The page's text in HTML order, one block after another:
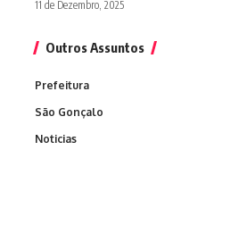
11 de Dezembro, 2025
Outros Assuntos
Prefeitura
São Gonçalo
Noticias